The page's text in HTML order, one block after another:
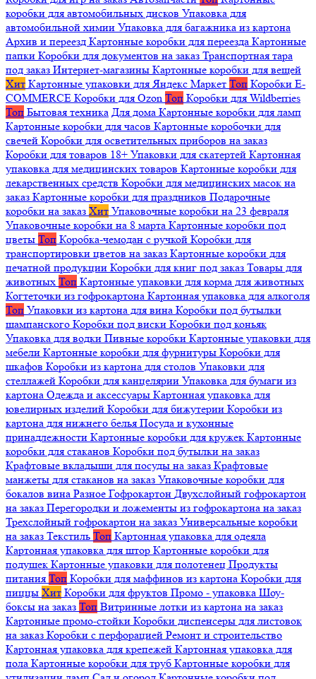
коробки для автомобильных дисков Упаковка для
автомобильной химии Упаковка для багажника из картона
Архив и переезд Картонные коробки для переезда Картонные
папки Коробки для документов на заказ Транспортная тара
под заказ Интернет-магазины Картонные коробки для вещей
Хит Картонные упаковки для Яндекс Маркет Топ Коробки E-
COMMERCE Коробки для Ozon Топ Коробки для Wildberries
Топ Бытовая техника Для дома Картонные коробки для ламп
Картонные коробки для часов Картонные коробочки для
свечей Коробки для осветительных приборов на заказ
Коробки для товаров 18+ Упаковки для скатертей Картонная
упаковка для медицинских товаров Картонные коробки для
лекарственных средств Коробки для медицинских масок на
заказ Картонные коробки для праздников Подарочные
коробки на заказ Хит Упаковочные коробки на 23 февраля
Упаковочные коробки на 8 марта Картонные коробки под
цветы Топ Коробка-чемодан с ручкой Коробки для
транспортировки цветов на заказ Картонные коробки для
печатной продукции Коробки для книг под заказ Товары для
животных Топ Картонные упаковки для корма для животных
Когтеточки из гофрокартона Картонная упаковка для алкоголя
Топ Упаковки из картона для вина Коробки под бутылки
шампанского Коробки под виски Коробки под коньяк
Упаковка для водки Пивные коробки Картонные упаковки для
мебели Картонные коробки для фурнитуры Коробки для
шкафов Коробки из картона для столов Упаковки для
стеллажей Коробки для канцелярии Упаковка для бумаги из
картона Одежда и аксессуары Картонная упаковка для
ювелирных изделий Коробки для бижутерии Коробки из
картона для нижнего белья Посуда и кухонные
принадлежности Картонные коробки для кружек Картонные
коробки для стаканов Коробки под бутылки на заказ
Крафтовые вкладыши для посуды на заказ Крафтовые
манжеты для стаканов на заказ Упаковочные коробки для
бокалов вина Разное Гофрокартон Двухслойный гофрокартон
на заказ Перегородки и ложементы из гофрокартона на заказ
Трехслойный гофрокартон на заказ Универсальные коробки
на заказ Текстиль Топ Картонная упаковка для одеяла
Картонная упаковка для штор Картонные коробки для
подушек Картонные упаковки для полотенец Продукты
питания Топ Коробки для маффинов из картона Коробки для
пиццы Хит Коробки для фруктов Промо - упаковка Шоу-
боксы на заказ Топ Витринные лотки из картона на заказ
Картонные промо-стойки Коробки диспенсеры для листовок
на заказ Коробки с перфорацией Ремонт и строительство
Картонная упаковка для крепежей Картонная упаковка для
пола Картонные коробки для труб Картонные коробки для